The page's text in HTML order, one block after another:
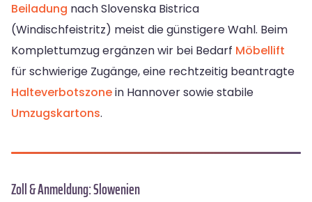
Beiladung nach Slovenska Bistrica
(Windischfeistritz) meist die günstigere Wahl. Beim
Komplettumzug ergänzen wir bei Bedarf Möbellift
für schwierige Zugänge, eine rechtzeitig beantragte
Halteverbotszonein Hannover sowie stabile
Umzugskartons.
Zoll & Anmeldung: Slowenien